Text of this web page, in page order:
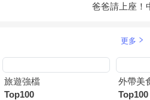
爸爸請上座！
更多
旅遊強檔
Top100
外帶美
Top100